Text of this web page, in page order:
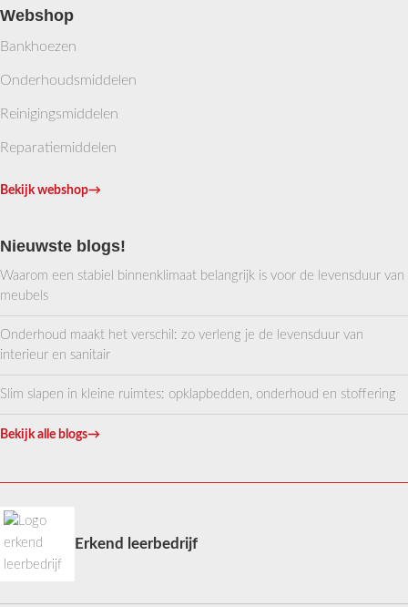
Webshop
Bankhoezen
Onderhoudsmiddelen
Reinigingsmiddelen
Reparatiemiddelen
Bekijk webshop→
Nieuwste blogs!
Waarom een stabiel binnenklimaat belangrijk is voor de levensduur van
meubels
Onderhoud maakt het verschil: zo verleng je de levensduur van
interieur en sanitair
Slim slapen in kleine ruimtes: opklapbedden, onderhoud en stoffering
Bekijk alle blogs→
Erkend leerbedrijf